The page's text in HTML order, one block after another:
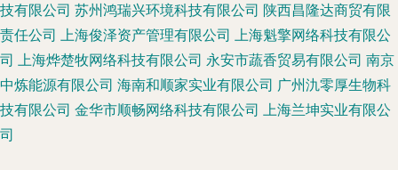
技有限公司 苏州鸿瑞兴环境科技有限公司 陕西昌隆达商贸有限
责任公司
上海俊泽资产管理有限公司
上海魁擎网络科技有限公
司
上海烨楚牧网络科技有限公司 永安市蔬香贸易有限公司 南京
中炼能源有限公司 海南和顺家实业有限公司 广州氿零厚生物科
技有限公司 金华市顺畅网络科技有限公司
上海兰坤实业有限公
司